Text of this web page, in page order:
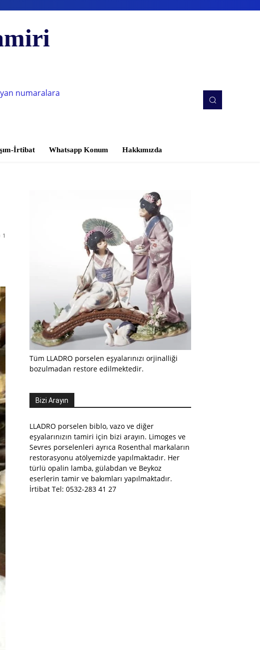
numaralara
İrtibat Whatsapp Konum Hakkımızda
1
Tüm LLADRO porselen eşyalarınızı orjinalliği
bozulmadan restore edilmektedir.
Bizi Arayın
LLADRO porselen biblo, vazo ve diğer
eşyalarınızın tamiri için bizi arayın. Limoges ve
Sevres porselenleri ayrıca Rosenthal markaların
restorasyonu atölyemizde yapılmaktadır. Her
türlü opalin lamba, gülabdan ve Beykoz
eserlerin tamir ve bakımları yapılmaktadır.
İrtibat Tel: 0532-283 41 27